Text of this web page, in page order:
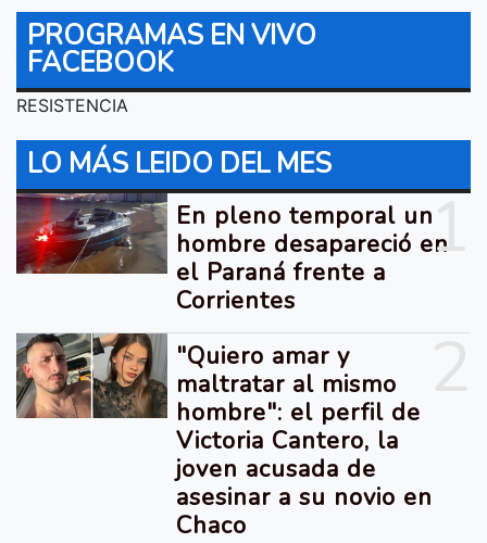
PROGRAMAS EN VIVO
FACEBOOK
RESISTENCIA
LO MÁS LEIDO DEL MES
1
En pleno temporal un
hombre desapareció en
el Paraná frente a
Corrientes
"Quiero amar y
maltratar al mismo
hombre": el perfil de
Victoria Cantero, la
joven acusada de
asesinar a su novio en
Chaco